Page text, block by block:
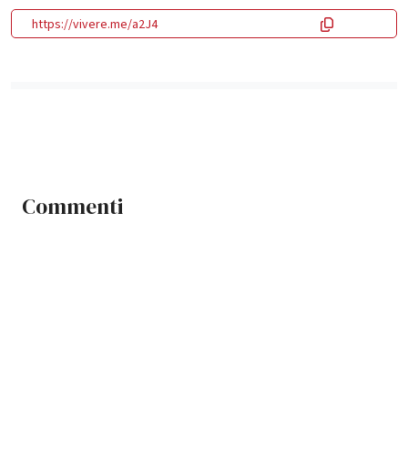
https://vivere.me/a2J4
Commenti